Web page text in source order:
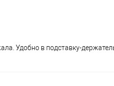
Удобно в подставку-